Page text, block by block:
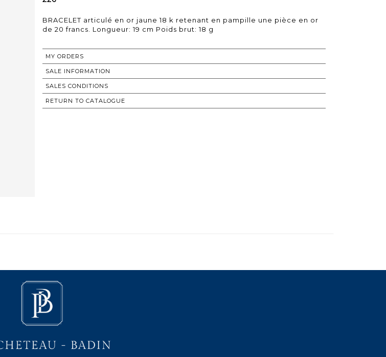
BRACELET articulé en or jaune 18 k retenant en pampille une pièce en or
de 20 francs. Longueur: 19 cm Poids brut: 18 g
MY ORDERS
SALE INFORMATION
SALES CONDITIONS
RETURN TO CATALOGUE